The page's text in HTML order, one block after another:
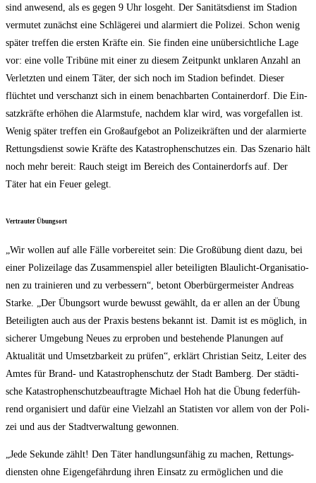
sind anwe­send, als es gegen 9 Uhr los­geht. Der Sani­täts­dienst im Sta­di­on
ver­mu­tet zunächst eine Schlä­ge­rei und alar­miert die Poli­zei. Schon wenig
spä­ter tref­fen die ers­ten Kräf­te ein. Sie fin­den eine unüber­sicht­li­che Lage
vor: eine vol­le Tri­bü­ne mit einer zu die­sem Zeit­punkt unkla­ren Anzahl an
Ver­letz­ten und einem Täter, der sich noch im Sta­di­on befin­det. Die­ser
flüch­tet und ver­schanzt sich in einem benach­bar­ten Con­tai­ner­dorf. Die Ein­
satz­kräf­te erhö­hen die Alarm­stu­fe, nach­dem klar wird, was vor­ge­fal­len ist.
Wenig spä­ter tref­fen ein Groß­auf­ge­bot an Poli­zei­kräf­ten und der alar­mier­te
Ret­tungs­dienst sowie Kräf­te des Kata­stro­phen­schut­zes ein. Das Sze­na­rio hält
noch mehr bereit: Rauch steigt im Bereich des Con­tai­ner­dorfs auf. Der
Täter hat ein Feu­er gelegt.
Ver­trau­ter Übungsort
„Wir wol­len auf alle Fäl­le vor­be­rei­tet sein: Die Groß­übung dient dazu, bei
einer Poli­zei­la­ge das Zusam­men­spiel aller betei­lig­ten Blau­licht-Orga­ni­sa­tio­
nen zu trai­nie­ren und zu ver­bes­sern“, betont Ober­bür­ger­meis­ter Andre­as
Star­ke. „Der Übungs­ort wur­de bewusst gewählt, da er allen an der Übung
Betei­lig­ten auch aus der Pra­xis bes­tens bekannt ist. Damit ist es mög­lich, in
siche­rer Umge­bung Neu­es zu erpro­ben und bestehen­de Pla­nun­gen auf
Aktua­li­tät und Umsetz­bar­keit zu prü­fen“, erklärt Chris­ti­an Seitz, Lei­ter des
Amtes für Brand- und Kata­stro­phen­schutz der Stadt Bam­berg. Der städ­ti­
sche Kata­stro­phen­schutz­be­auf­trag­te Micha­el Hoh hat die Übung feder­füh­
rend orga­ni­siert und dafür eine Viel­zahl an Sta­tis­ten vor allem von der Poli­
zei und aus der Stadt­ver­wal­tung gewonnen.
„Jede Sekun­de zählt! Den Täter hand­lungs­un­fä­hig zu machen, Ret­tungs­
diens­ten ohne Eigen­ge­fähr­dung ihren Ein­satz zu ermög­li­chen und die